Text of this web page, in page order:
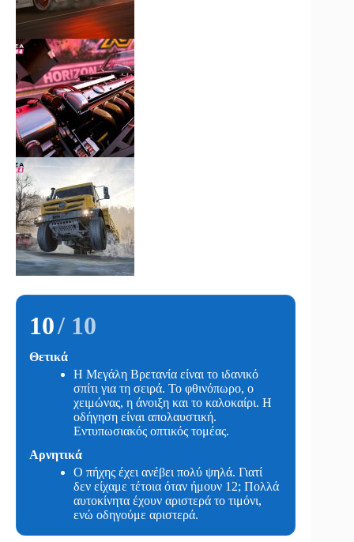
10/ 10
Θετικά
Η Μεγάλη Βρετανία είναι το ιδανικό
σπίτι για τη σειρά. Το φθινόπωρο, ο
χειμώνας, η άνοιξη και το καλοκαίρι. Η
οδήγηση είναι απολαυστική.
Εντυπωσιακός οπτικός τομέας.
Αρνητικά
Ο πήχης έχει ανέβει πολύ ψηλά. Γιατί
δεν είχαμε τέτοια όταν ήμουν 12; Πολλά
αυτοκίνητα έχουν αριστερά το τιμόνι,
ενώ οδηγούμε αριστερά.